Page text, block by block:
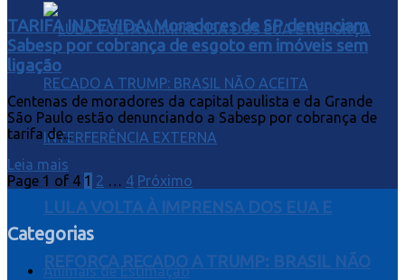
LULA VOLTA À IMPRENSA DOS EUA E
REFORÇA RECADO A TRUMP: BRASIL NÃO
TARIFA INDEVIDA: Moradores de SP denunciam
Sabesp por cobrança de esgoto em imóveis sem
ligação
Centenas de moradores da capital paulista e da Grande
São Paulo estão denunciando a Sabesp por cobrança de
tarifa de...
Leia mais
Page 1 of 4 1 2 … 4 Próximo
Categorias
Animais de Estimação